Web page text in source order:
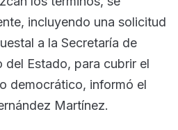
incluyendo una solicitud
a la Secretaría de
del Estado, para cubrir el
democrático, informó el
Martínez.